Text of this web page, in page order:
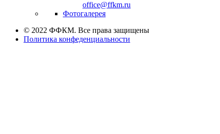
office@ffkm.ru
Фотогалерея
© 2022 ФФКМ. Все права защищены
Политика конфеденциальности